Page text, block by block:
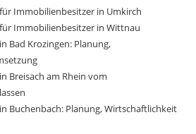
Immobilienbesitzer in Umkirch
Immobilienbesitzer in Wittnau
Bad Krozingen: Planung,
Breisach am Rhein vom
Buchenbach: Planung, Wirtschaftlichkeit